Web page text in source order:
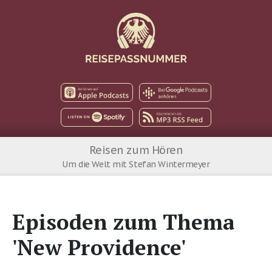
Apple Podcast
Spotify
Google
MP3 RSS Feed
Reisen zum Hören
Um die Welt mit Stefan Wintermeyer
Episoden zum Thema
'New Providence'